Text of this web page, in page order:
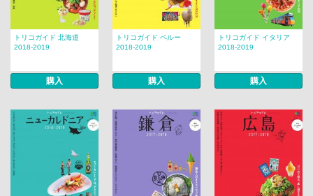
トリコガイド 北海道
2018-2019
購入
トリコガイド ペルー
2018-2019
購入
トリコガイド イタリア
2018-2019
購入